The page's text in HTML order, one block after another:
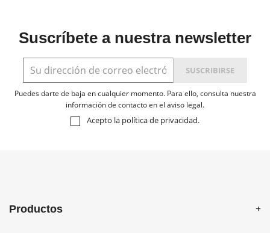
Suscríbete a nuestra newsletter
Puedes darte de baja en cualquier momento. Para ello, consulta nuestra
información de contacto en el aviso legal.
Acepto la política de privacidad.
Productos